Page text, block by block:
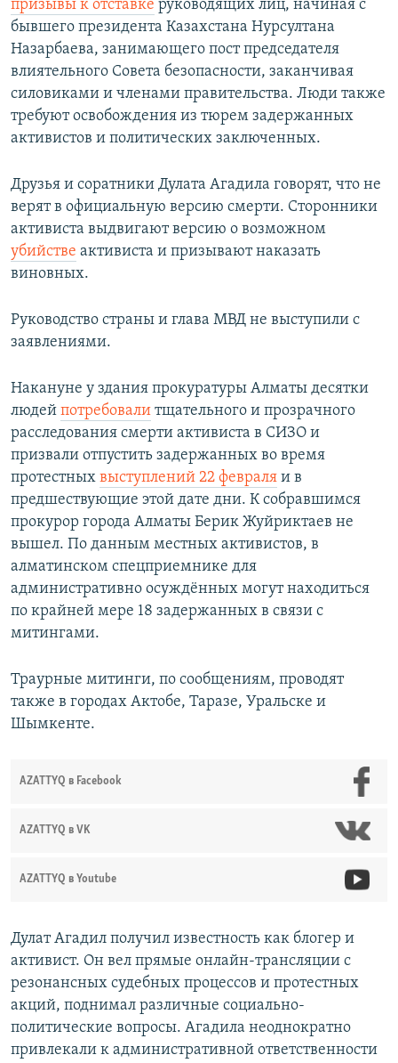
призывы к отставке руководящих лиц, начиная с
бывшего президента Казахстана Нурсултана
Назарбаева, занимающего пост председателя
влиятельного Совета безопасности, заканчивая
силовиками и членами правительства. Люди также
требуют освобождения из тюрем задержанных
активистов и политических заключенных.
Друзья и соратники Дулата Агадила говорят, что не
верят в официальную версию смерти. Сторонники
активиста выдвигают версию о возможном
убийстве активиста и призывают наказать
виновных.
Руководство страны и глава МВД не выступили с
заявлениями.
Накануне у здания прокуратуры Алматы десятки
людей потребовали тщательного и прозрачного
расследования смерти активиста в СИЗО и
призвали отпустить задержанных во время
протестных выступлений 22 февраля и в
предшествующие этой дате дни. К собравшимся
прокурор города Алматы Берик Жуйриктаев не
вышел. По данным местных активистов, в
алматинском спецприемнике для
административно осуждённых могут находиться
по крайней мере 18 задержанных в связи с
митингами.
Траурные митинги, по сообщениям, проводят
также в городах Актобе, Таразе, Уральске и
Шымкенте.
AZATTYQ в Facebook
AZATTYQ в VK
AZATTYQ в Youtube
Дулат Агадил получил известность как блогер и
активист. Он вел прямые онлайн-трансляции с
резонансных судебных процессов и протестных
акций, поднимал различные социально-
политические вопросы. Агадила неоднократно
привлекали к административной ответственности